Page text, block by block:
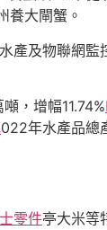
養大閘蟹。
及物聯網
，增幅11.74%
022年水產品總
零件亭大米等